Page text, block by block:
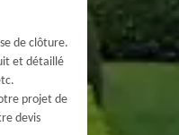
de clôture.
et détaillé
projet de
devis